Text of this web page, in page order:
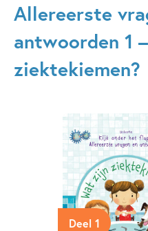
Allereerste
antwoorden 1
ziektekiemen?
Deel 1